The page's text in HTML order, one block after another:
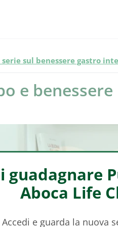
serie sul benessere gastro
e benessere
guadagnare
Aboca Life
Accedi e guarda la nuova